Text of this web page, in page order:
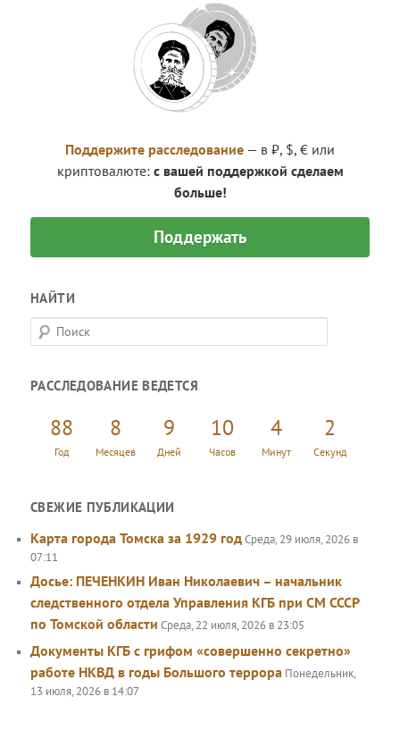
Поддержите расследование — в ₽, $, € или
криптовалюте: с вашей поддержкой сделаем
больше!
Поддержать
НАЙТИ
П
о
с
РАССЛЕДОВАНИЕ ВЕДЕТСЯ
88
Год
8
Месяцев
9
Дней
10
Часов
4
Минут
3
Секунд
СВЕЖИЕ ПУБЛИКАЦИИ
Карта города Томска за 1929 годСреда, 29 июля, 2026 в
07:11
Досье: ПЕЧЕНКИН Иван Николаевич – начальник
следственного отдела Управления КГБ при СМ СССР
по Томской области Среда, 22 июля, 2026 в 23:05
Документы КГБ с грифом «совершенно секретно»
работе НКВД в годы Большого террора Понедельник,
13 июля, 2026 в 14:07